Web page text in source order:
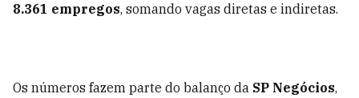
8.361 empregos, somando vagas diretas e indiretas.
Os números fazem parte do balanço da SP Negócios,